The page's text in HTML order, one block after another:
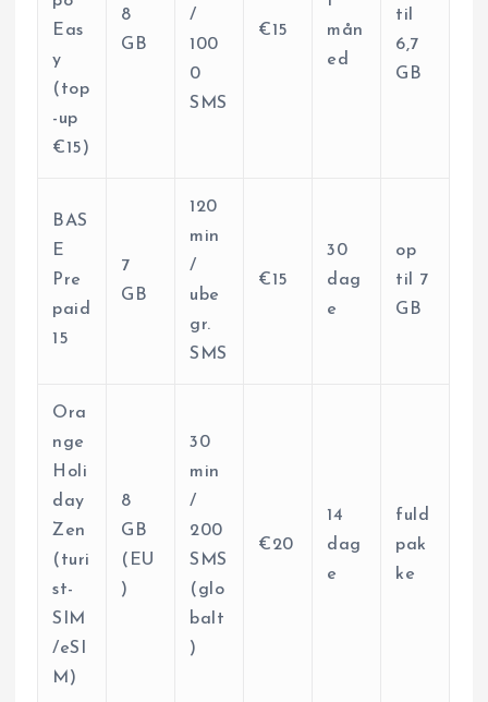
Eas
y
(top
-up
€15)
8
GB
/
100
0
SMS
€15
mån
ed
til
6,7
GB
BAS
E
Pre
paid
15
7
GB
120
min
/
ube
gr.
SMS
€15
30
dag
e
op
til 7
GB
Ora
nge
Holi
day
Zen
(turi
st-
SIM
/eSI
M)
8
GB
(EU
)
30
min
/
200
SMS
(glo
balt
)
€20
14
dag
e
fuld
pak
ke